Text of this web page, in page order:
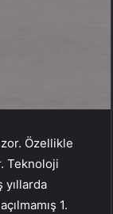
Özellikle
Teknoloji
yıllarda
1.